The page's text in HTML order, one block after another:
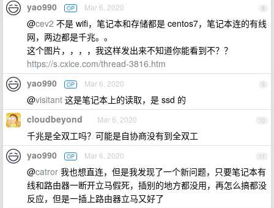
8
yao990 OP Mar 6, 2020
@cev2 不是 wifi，笔记本和存储都是 centos7，笔记本连的有线
网，两边都是千兆。。
这个图片，，，，我这样发出来不知道你能看到不？？
https://s.cxice.com/thread-3816.htm
9
yao990 OP Mar 6, 2020
@visitant 这是笔记本上的读取，是 ssd 的
10
cloudbeyond Mar 6, 2020
千兆是全双工吗？可能是自协商没有到全双工
11
yao990 OP Mar 6, 2020
@catror 我也想直连，但是我发现了一个新问题，只要笔记本有
线和路由器一断开立马假死，插别的地方都没用，再怎么搞都没
反应，但是一插上路由器立马又好了